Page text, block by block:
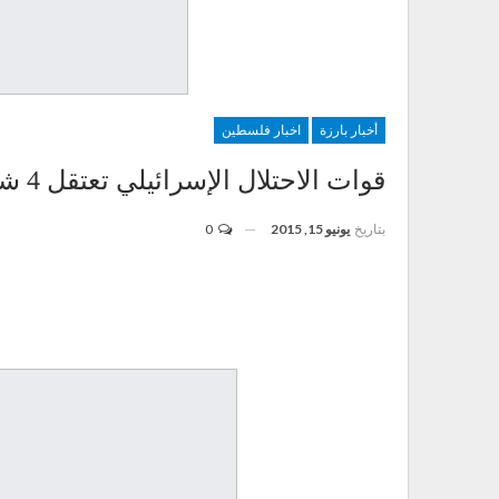
أخبار بارزة اخبار فلسطين
قوات الاحتلال الإسرائيلي تعتقل 4 شبان فلسطينيين في الضفة
بتاريخ يونيو 15, 2015